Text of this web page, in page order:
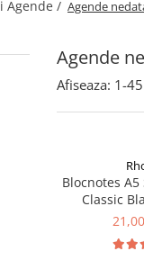
Agende / Agende
Agende
Afiseaza: 1-45
Blocnotes
Classic